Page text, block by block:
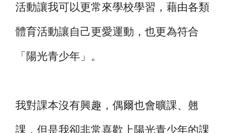
活動讓我可以更常來學校學習，藉由各類
體育活動讓自己更愛運動，也更為符合
「陽光青少年」。
我對課本沒有興趣，偶爾也會曠課、翹
課，但是我卻非常喜歡上陽光青少年的課